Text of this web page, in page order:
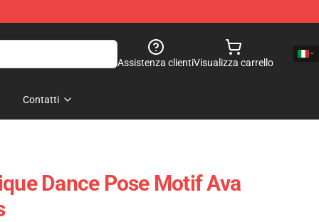
Assistenza clientiVisualizza carrello
Contatti
Dance Pose Motif Ava